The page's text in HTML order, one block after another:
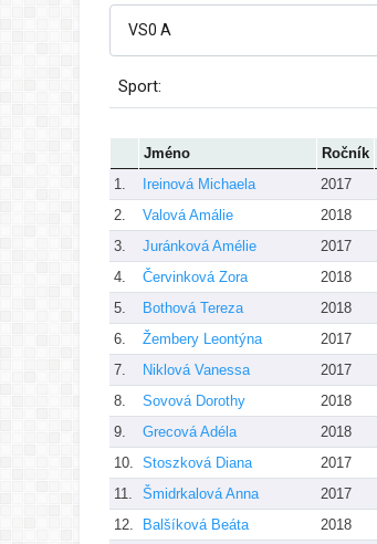
Sport:
Jméno Ročník
1.
Ireinová Michaela 2017
2.
Valová Amálie 2018
3.
Juránková Amélie 2017
4.
Červinková Zora 2018
5.
Bothová Tereza 2018
6.
Žembery Leontýna 2017
7.
Niklová Vanessa 2017
8.
Sovová Dorothy 2018
9.
Grecová Adéla 2018
10.
Stoszková Diana 2017
11.
Šmidrkalová Anna 2017
12.
Balšíková Beáta 2018